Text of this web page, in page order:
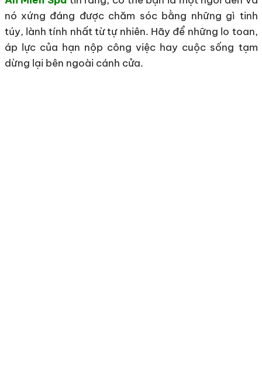
nó xứng đáng được chăm sóc bằng những gì tinh
túy, lành tính nhất từ tự nhiên. Hãy để những lo toan,
áp lực của hạn nộp công việc hay cuộc sống tạm
dừng lại bên ngoài cánh cửa.